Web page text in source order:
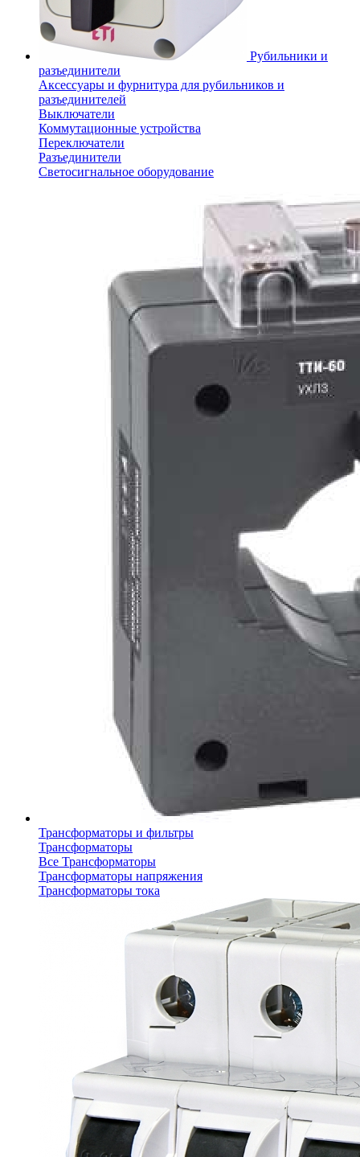
Рубильники и
разъединители
Аксессуары и фурнитура для рубильников и
разъединителей
Выключатели
Коммутационные устройства
Переключатели
Разъединители
Светосигнальное оборудование
Трансформаторы и фильтры
Трансформаторы
Все Трансформаторы
Трансформаторы напряжения
Трансформаторы тока